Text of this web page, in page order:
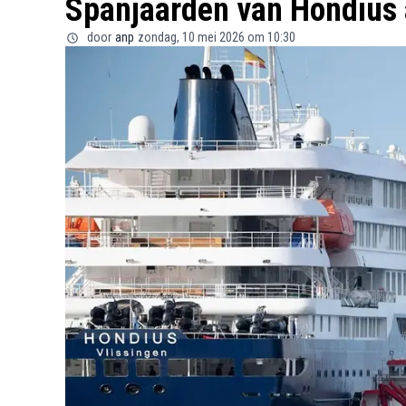
Spanjaarden van Hondius
door anp zondag, 10 mei 2026 om 10:30